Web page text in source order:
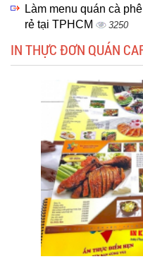
Làm menu quán cà
rẻ tại TPHCM
3250
IN THỰC ĐƠN QUÁN